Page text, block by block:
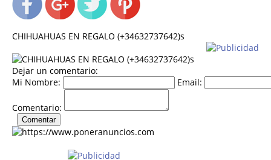
CHIHUAHUAS EN REGALO (+34632737642)s
Dejar un comentario:
Mi Nombre:
Email:
Comentario: